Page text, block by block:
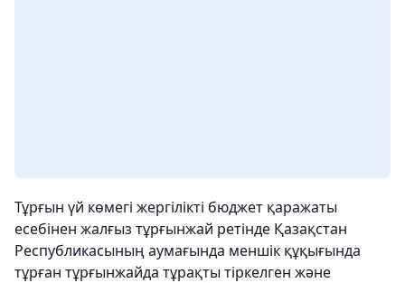
Тұрғын үй көмегі жергілікті бюджет қаражаты
есебінен жалғыз тұрғынжай ретінде Қазақстан
Республикасының аумағында меншік құқығында
тұрған тұрғынжайда тұрақты тіркелген және